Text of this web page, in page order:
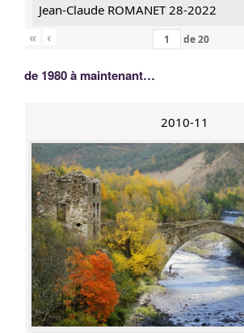
Jean-Claude ROMANET 28-2022
«
‹ de20
de 1980 à maintenant…
2010-11